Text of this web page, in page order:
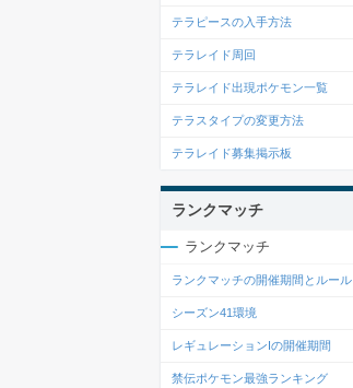
テラピースの入手方法
テラレイド周回
テラレイド出現ポケモン一覧
テラスタイプの変更方法
テラレイド募集掲示板
ランクマッチ
ランクマッチ
ランクマッチの開催期間とルール
シーズン41環境
レギュレーションIの開催期間
禁伝ポケモン最強ランキング